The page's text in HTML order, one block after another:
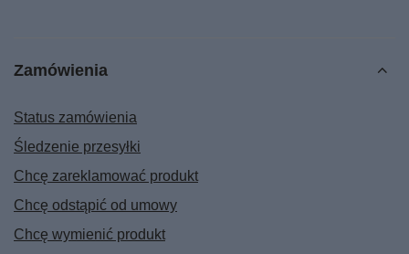
Zamówienia
Status zamówienia
Śledzenie przesyłki
Chcę zareklamować produkt
Chcę odstąpić od umowy
Chcę wymienić produkt